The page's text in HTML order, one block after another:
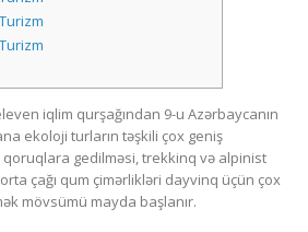
iqlim qurşağından 9-u Azərbaycanın
ekoloji turların təşkili çox geniş
qoruqlara gedilməsi, trekkinq və alpinist
çağı qum çimərlikləri dayvinq üçün çox
mövsümü mayda başlanır.